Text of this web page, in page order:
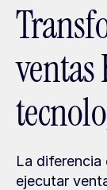
ventas
La
ejecutar